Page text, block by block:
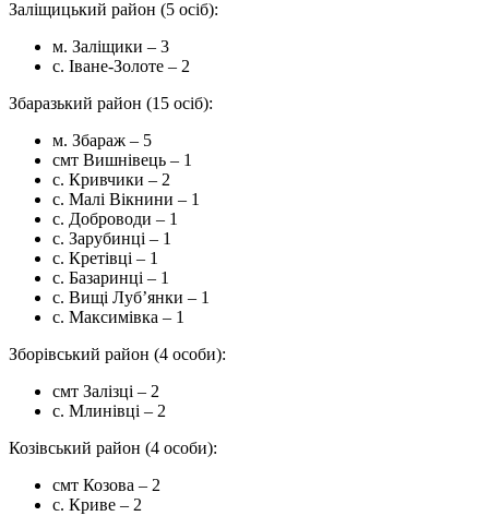
Заліщицький район (5 осіб):
м. Заліщики – 3
с. Іване-Золоте – 2
Збаразький район (15 осіб):
м. Збараж – 5
смт Вишнівець – 1
с. Кривчики – 2
с. Малі Вікнини – 1
с. Доброводи – 1
с. Зарубинці – 1
с. Кретівці – 1
с. Базаринці – 1
с. Вищі Луб’янки – 1
с. Максимівка – 1
Зборівський район (4 особи):
смт Залізці – 2
с. Млинівці – 2
Козівський район (4 особи):
смт Козова – 2
с. Криве – 2